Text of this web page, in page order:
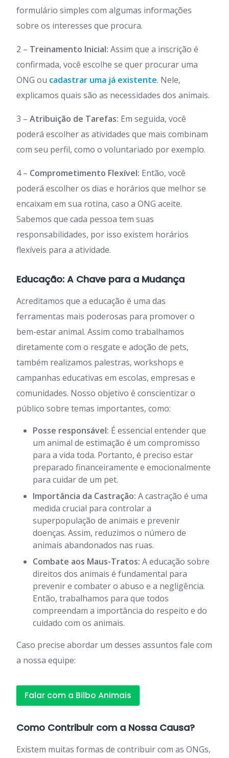
formulário simples com algumas informações
sobre os interesses que procura.
2 – Treinamento Inicial: Assim que a inscrição é
confirmada, você escolhe se quer procurar uma
ONG ou cadastrar uma já existente. Nele,
explicamos quais são as necessidades dos animais.
3 – Atribuição de Tarefas: Em seguida, você
poderá escolher as atividades que mais combinam
com seu perfil, como o voluntariado por exemplo.
4 – Comprometimento Flexível: Então, você
poderá escolher os dias e horários que melhor se
encaixam em sua rotina, caso a ONG aceite.
Sabemos que cada pessoa tem suas
responsabilidades, por isso existem horários
flexíveis para a atividade.
Educação: A Chave para a Mudança
Acreditamos que a educação é uma das
ferramentas mais poderosas para promover o
bem-estar animal. Assim como trabalhamos
diretamente com o resgate e adoção de pets,
também realizamos palestras, workshops e
campanhas educativas em escolas, empresas e
comunidades. Nosso objetivo é conscientizar o
público sobre temas importantes, como:
Posse responsável: É essencial entender que
um animal de estimação é um compromisso
para a vida toda. Portanto, é preciso estar
preparado financeiramente e emocionalmente
para cuidar de um pet.
Importância da Castração: A castração é uma
medida crucial para controlar a
superpopulação de animais e prevenir
doenças. Assim, reduzimos o número de
animais abandonados nas ruas.
Combate aos Maus-Tratos: A educação sobre
direitos dos animais é fundamental para
prevenir e combater o abuso e a negligência.
Então, trabalhamos para que todos
compreendam a importância do respeito e do
cuidado com os animais.
Caso precise abordar um desses assuntos fale com
a nossa equipe:
Falar com a Bilbo Animais
Como Contribuir com a Nossa Causa?
Existem muitas formas de contribuir com as ONGs,